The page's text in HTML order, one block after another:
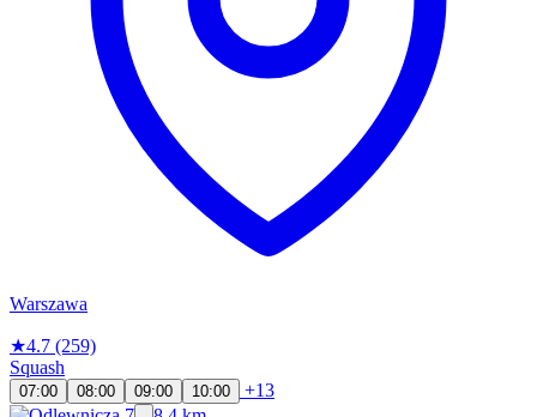
Warszawa
★4.7 (259)
Squash
07:00 08:00 09:00 10:00
+13